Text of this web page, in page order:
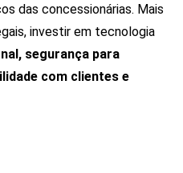
das concessionárias. Mais
investir em tecnologia
segurança para
com clientes e